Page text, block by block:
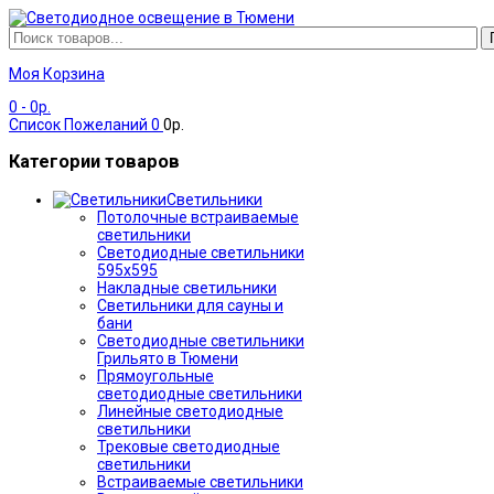
Моя Корзина
0 - 0р.
Список Пожеланий 0 0р.
Категории товаров
Светильники
Потолочные встраиваемые
светильники
Светодиодные светильники
595х595
Накладные светильники
Светильники для сауны и
бани
Светодиодные светильники
Грильято в Тюмени
Прямоугольные
светодиодные светильники
Линейные светодиодные
светильники
Трековые светодиодные
светильники
Встраиваемые светильники